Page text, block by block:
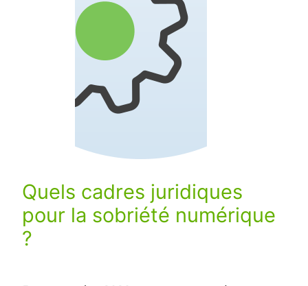
Quels cadres juridiques
pour la sobriété numérique
?